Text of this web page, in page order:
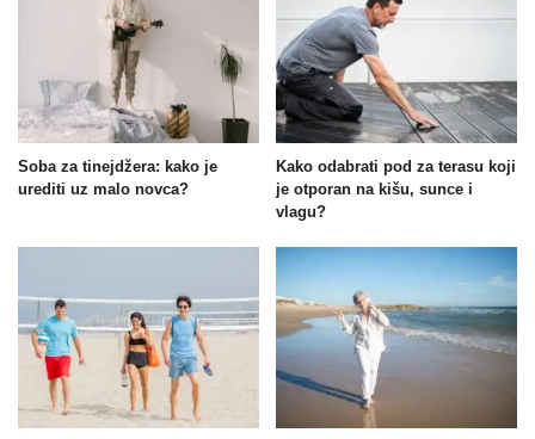
Soba za tinejdžera: kako je
urediti uz malo novca?
Kako odabrati pod za terasu koji
je otporan na kišu, sunce i
vlagu?